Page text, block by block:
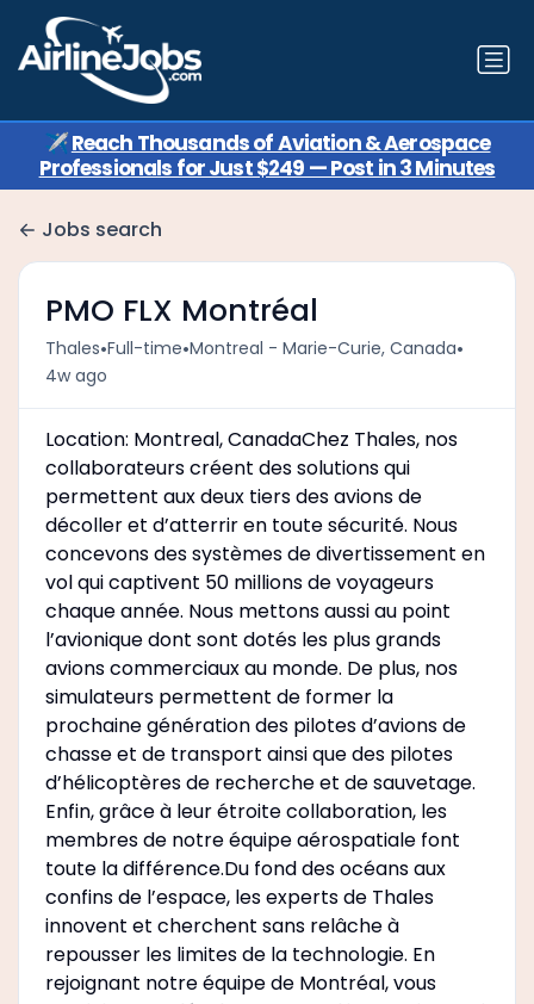
✈️Reach Thousands of Aviation & Aerospace
Professionals for Just $249 — Post in 3 Minutes
Jobs search
PMO FLX Montréal
Thales•Full-time•Montreal - Marie-Curie, Canada•
4w ago
Location: Montreal, CanadaChez Thales, nos
collaborateurs créent des solutions qui
permettent aux deux tiers des avions de
décoller et d’atterrir en toute sécurité. Nous
concevons des systèmes de divertissement en
vol qui captivent 50 millions de voyageurs
chaque année. Nous mettons aussi au point
l’avionique dont sont dotés les plus grands
avions commerciaux au monde. De plus, nos
simulateurs permettent de former la
prochaine génération des pilotes d’avions de
chasse et de transport ainsi que des pilotes
d’hélicoptères de recherche et de sauvetage.
Enfin, grâce à leur étroite collaboration, les
membres de notre équipe aérospatiale font
toute la différence.Du fond des océans aux
confins de l’espace, les experts de Thales
innovent et cherchent sans relâche à
repousser les limites de la technologie. En
rejoignant notre équipe de Montréal, vous